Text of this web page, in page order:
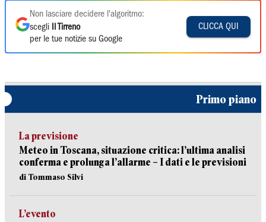
Non lasciare decidere l'algoritmo:
scegli
Il Tirreno
per le tue notizie su Google
CLICCA QUI
Primo piano
La previsione
Meteo in Toscana, situazione critica: l’ultima analisi
conferma e prolunga l’allarme – I dati e le previsioni
di Tommaso Silvi
L’evento